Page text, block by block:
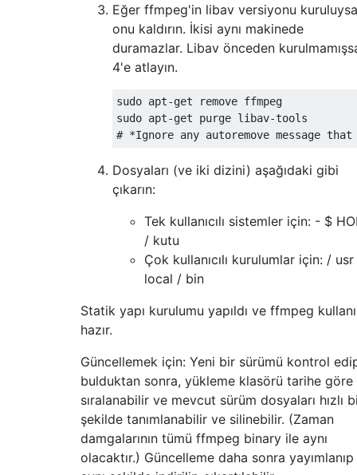
Eğer ffmpeg'in libav versiyonu
onu kaldırın. İkisi aynı makinede
duramazlar. Libav önceden
4'e atlayın.
sudo apt-get remove ffmpeg
sudo apt-get purge libav-tools
Dosyaları (ve iki dizini) aşağıdaki gibi
çıkarın:
Tek kullanıcılı sistemler için: - $
/ kutu
Çok kullanıcılı kurulumlar için: /
local / bin
Statik yapı kurulumu yapıldı ve ffmpeg
hazır.
Güncellemek için: Yeni bir sürümü kontrol
bulduktan sonra, yükleme klasörü tarihe göre
sıralanabilir ve mevcut sürüm dosyaları hızlı
şekilde tanımlanabilir ve silinebilir. (Zaman
damgalarının tümü ffmpeg binary ile aynı
olacaktır.) Güncelleme daha sonra yayımlanıp